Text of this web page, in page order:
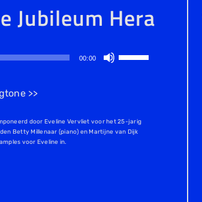
Jubileum Hera
00:00
Gebruik
het
volume
>>
door Eveline Vervliet voor het 25-jarig
Betty Millenaar (piano) en Martijne van Dijk
voor Eveline in.